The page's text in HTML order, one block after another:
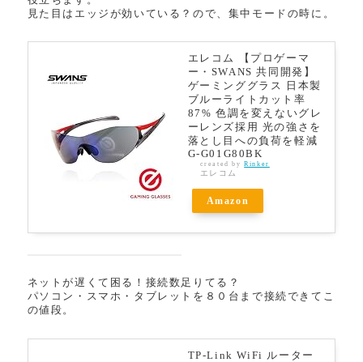
見た目はエッジが効いている？ので、集中モードの時に。
エレコム 【プロゲーマ
ー・SWANS 共同開発】
ゲーミンググラス 日本製
ブルーライトカット率
87% 色調を変えないグレ
ーレンズ採用 光の強さを
落とし目への負荷を軽減
G-G01G80BK
created byRinker
エレコム
Amazon
ネットが遅くて困る！接続数足りてる？
パソコン・スマホ・タブレットを８０台まで接続できてこ
の値段。
TP-Link WiFi ルーター